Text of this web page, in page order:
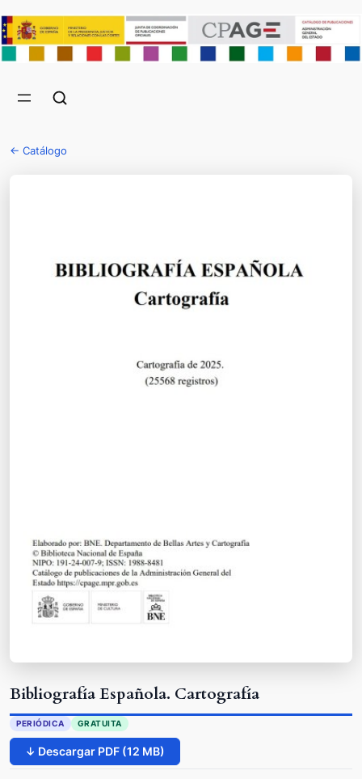
← Catálogo
Bibliografía Española. Cartografía
PERIÓDICA GRATUITA
↓ Descargar PDF (12 MB)